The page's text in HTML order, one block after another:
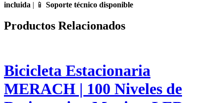
incluida | 📱 Soporte técnico disponible
Productos Relacionados
Bicicleta Estacionaria
MERACH | 100 Niveles de